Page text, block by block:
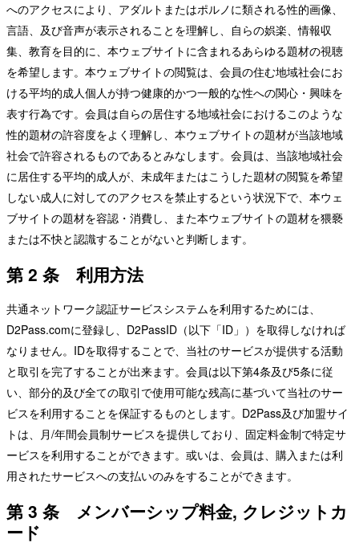
へのアクセスにより、アダルトまたはポルノに類される性的画像、
言語、及び音声が表示されることを理解し、自らの娯楽、情報収
集、教育を目的に、本ウェブサイトに含まれるあらゆる題材の視聴
を希望します。本ウェブサイトの閲覧は、会員の住む地域社会にお
ける平均的成人個人が持つ健康的かつ一般的な性への関心・興味を
表す行為です。会員は自らの居住する地域社会におけるこのような
性的題材の許容度をよく理解し、本ウェブサイトの題材が当該地域
社会で許容されるものであるとみなします。会員は、当該地域社会
に居住する平均的成人が、未成年またはこうした題材の閲覧を希望
しない成人に対してのアクセスを禁止するという状況下で、本ウェ
ブサイトの題材を容認・消費し、また本ウェブサイトの題材を猥褻
または不快と認識することがないと判断します。
第 2 条 利用方法
共通ネットワーク認証サービスシステムを利用するためには、
D2Pass.comに登録し、D2PassID（以下「ID」）を取得しなければ
なりません。IDを取得することで、当社のサービスが提供する活動
と取引を完了することが出来ます。会員は以下第4条及び5条に従
い、部分的及び全ての取引で使用可能な残高に基づいて当社のサー
ビスを利用することを保証するものとします。D2Pass及び加盟サイ
トは、月/年間会員制サービスを提供しており、固定料金制で特定サ
ービスを利用することができます。或いは、会員は、購入または利
用されたサービスへの支払いのみをすることができます。
第 3 条 メンバーシップ料金, クレジットカ
ード